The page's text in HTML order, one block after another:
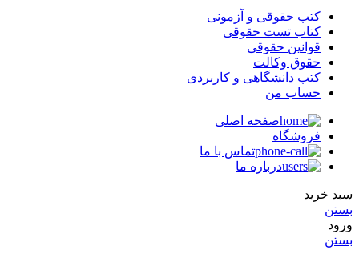
کتب حقوقی و آزمونی
کتاب تست حقوقی
قوانین حقوقی
حقوق وکالت
کتب دانشگاهی و کاربردی
حساب من
صفحه اصلی
فروشگاه
تماس با ما
درباره ما
سبد خرید
بستن
ورود
بستن